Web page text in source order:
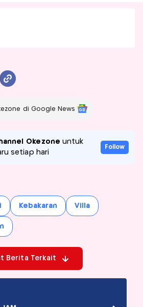
di Google News
Okezone untuk
setiap hari
Follow
Kebakaran Villa
Berita Terkait